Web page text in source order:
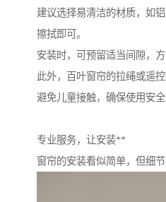
建议选择易清洁的材质，如
擦拭即可。
安装时，可预留适当间隙，方
此外，百叶窗帘的拉绳或遥
避免儿童接触，确保使用安全
专业服务，让安装**
窗帘的安装看似简单，但细节